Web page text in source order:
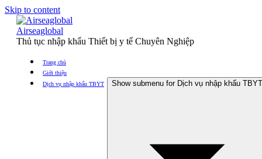
Skip to content
Airseaglobal
Thủ tục nhập khẩu Thiết bị y tế Chuyên Nghiệp
Trang chủ
Giới thiệu
Dịch vụ nhập khẩu TBYT
Show submenu for Dịch vụ nhập khẩu TBYT